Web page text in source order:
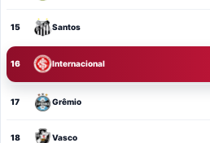
15 Santos
16 Internacional
17 Grêmio
18 Vasco